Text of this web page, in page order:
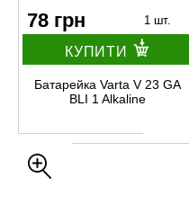
78 грн 1 шт.
КУПИТИ
Батарейка Varta V 23 GA
BLI 1 Alkaline